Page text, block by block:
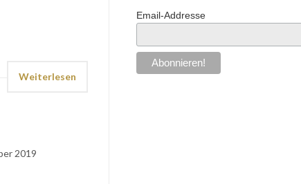
Weiterlesen
2019
Email-Addresse